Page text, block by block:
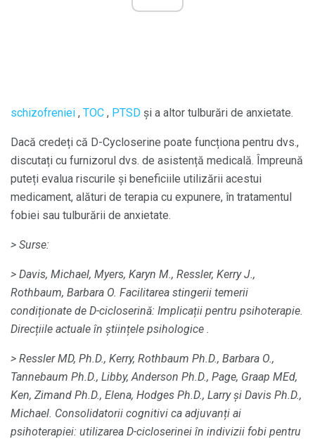
schizofreniei , TOC , PTSD și a altor tulburări de anxietate.
Dacă credeți că D-Cycloserine poate funcționa pentru dvs.,
discutați cu furnizorul dvs. de asistență medicală. Împreună
puteți evalua riscurile și beneficiile utilizării acestui
medicament, alături de terapia cu expunere, în tratamentul
fobiei sau tulburării de anxietate.
> Surse:
> Davis, Michael, Myers, Karyn M., Ressler, Kerry J.,
Rothbaum, Barbara O. Facilitarea stingerii temerii
condiționate de D-cicloserină: Implicații pentru psihoterapie.
Direcțiile actuale în științele psihologice .
> Ressler MD, Ph.D., Kerry, Rothbaum Ph.D., Barbara O.,
Tannebaum Ph.D., Libby, Anderson Ph.D., Page, Graap MEd,
Ken, Zimand Ph.D., Elena, Hodges Ph.D., Larry și Davis Ph.D.,
Michael. Consolidatorii cognitivi ca adjuvanți ai
psihoterapiei: utilizarea D-cicloserinei în indivizii fobi pentru